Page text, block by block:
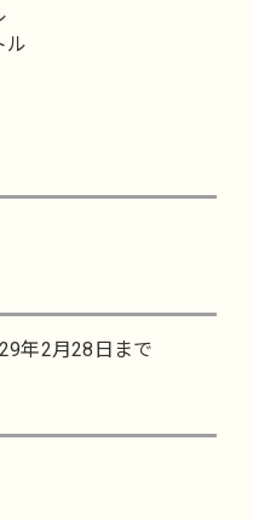
ル
年2月28日まで